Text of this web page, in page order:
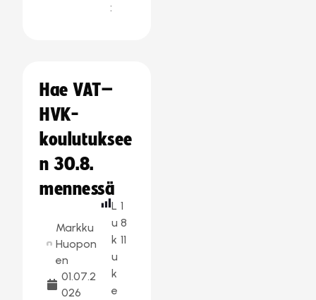
:
Hae VAT–
HVK-
koulutuksee
n 30.8.
mennessä
Markku
Huopon
en
01.07.2
026
L
u
k
u
k
e
1
8
11